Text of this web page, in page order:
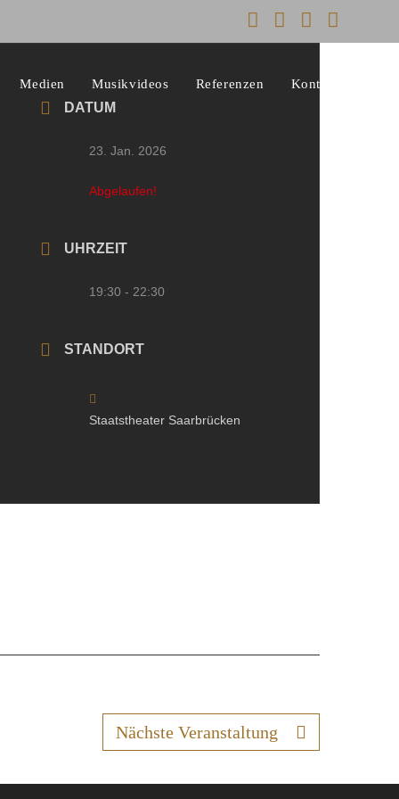
Medien Musikvideos Referenzen Kontakt
DATUM
23. Jan. 2026
Abgelaufen!
UHRZEIT
19:30 - 22:30
STANDORT
Staatstheater Saarbrücken
Nächste Veranstaltung